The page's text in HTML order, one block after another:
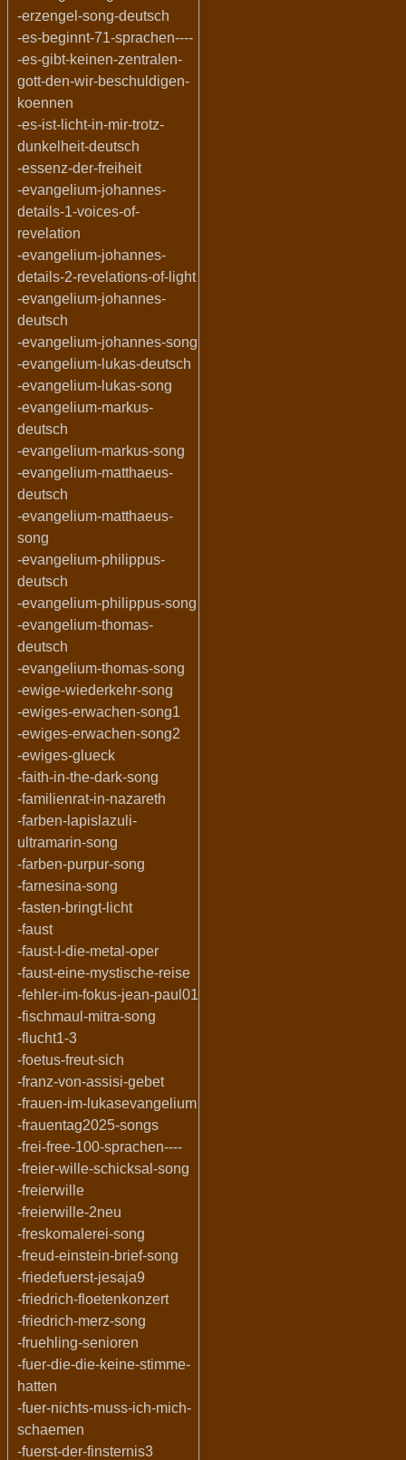
-erzengel-song-deutsch
-es-beginnt-71-sprachen----
-es-gibt-keinen-zentralen-
gott-den-wir-beschuldigen-
koennen
-es-ist-licht-in-mir-trotz-
dunkelheit-deutsch
-essenz-der-freiheit
-evangelium-johannes-
details-1-voices-of-
revelation
-evangelium-johannes-
details-2-revelations-of-light
-evangelium-johannes-
deutsch
-evangelium-johannes-song
-evangelium-lukas-deutsch
-evangelium-lukas-song
-evangelium-markus-
deutsch
-evangelium-markus-song
-evangelium-matthaeus-
deutsch
-evangelium-matthaeus-
song
-evangelium-philippus-
deutsch
-evangelium-philippus-song
-evangelium-thomas-
deutsch
-evangelium-thomas-song
-ewige-wiederkehr-song
-ewiges-erwachen-song1
-ewiges-erwachen-song2
-ewiges-glueck
-faith-in-the-dark-song
-familienrat-in-nazareth
-farben-lapislazuli-
ultramarin-song
-farben-purpur-song
-farnesina-song
-fasten-bringt-licht
-faust
-faust-I-die-metal-oper
-faust-eine-mystische-reise
-fehler-im-fokus-jean-paul01
-fischmaul-mitra-song
-flucht1-3
-foetus-freut-sich
-franz-von-assisi-gebet
-frauen-im-lukasevangelium
-frauentag2025-songs
-frei-free-100-sprachen----
-freier-wille-schicksal-song
-freierwille
-freierwille-2neu
-freskomalerei-song
-freud-einstein-brief-song
-friedefuerst-jesaja9
-friedrich-floetenkonzert
-friedrich-merz-song
-fruehling-senioren
-fuer-die-die-keine-stimme-
hatten
-fuer-nichts-muss-ich-mich-
schaemen
-fuerst-der-finsternis3